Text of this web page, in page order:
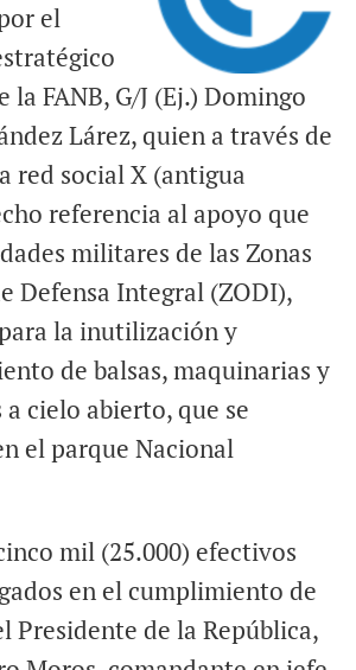
el
la FANB, G/J (Ej.) Domingo
Lárez, quien a través de
red social X (antigua
referencia al apoyo que
militares de las Zonas
Defensa Integral (ZODI),
la inutilización y
de balsas, maquinarias y
cielo abierto, que se
el parque Nacional
mil (25.000) efectivos
en el cumplimiento de
Presidente de la República,